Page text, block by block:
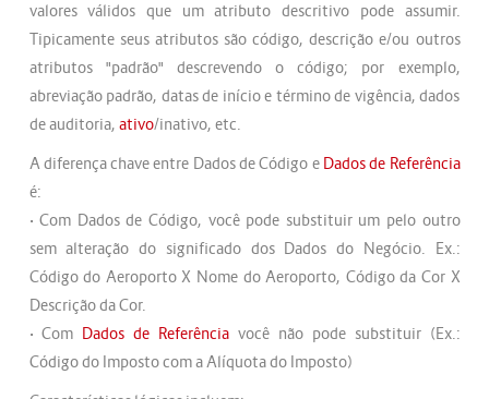
valores válidos que um atributo descritivo pode assumir.
Tipicamente seus atributos são código, descrição e/ou outros
atributos "padrão" descrevendo o código; por exemplo,
abreviação padrão, datas de início e término de vigência, dados
de auditoria, ativo/inativo, etc.
A diferença chave entre Dados de Código e Dados de Referência
é:
• Com Dados de Código, você pode substituir um pelo outro
sem alteração do significado dos Dados do Negócio. Ex.:
Código do Aeroporto X Nome do Aeroporto, Código da Cor X
Descrição da Cor.
• Com Dados de Referência você não pode substituir (Ex.:
Código do Imposto com a Alíquota do Imposto)